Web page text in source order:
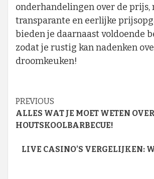
onderhandelingen over de prijs,
transparante en eerlijke
bieden je daarnaast voldoende
zodat je rustig kan nadenken
droomkeuken!
Continue
Reading
PREVIOUS
ALLES WAT JE MOET WETEN
HOUTSKOOLBARBECUE!
LIVE CASINO’S VERGELIJKEN: